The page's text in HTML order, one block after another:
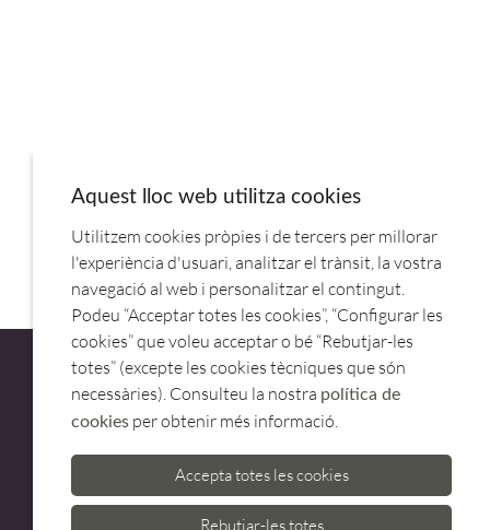
HERVIDOR DUCHESSE 80CL NEGRO .JVD
ATENCIÓ AL CLIENT
973 500 580
Aquest lloc web utilitza cookies
Utilitzem cookies pròpies i de tercers per millorar
l'experiència d'usuari, analitzar el trànsit, la vostra
navegació al web i personalitzar el contingut.
Podeu “Acceptar totes les cookies”, “Configurar les
cookies” que voleu acceptar o bé “Rebutjar-les
totes” (excepte les cookies tècniques que són
necessàries). Consulteu la nostra política de
cookies per obtenir més informació.
Accepta totes les cookies
Rebutjar-les totes